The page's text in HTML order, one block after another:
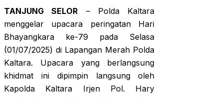
TANJUNG SELOR – Polda Kaltara
menggelar upacara peringatan Hari
Bhayangkara ke-79 pada Selasa
(01/07/2025) di Lapangan Merah Polda
Kaltara. Upacara yang berlangsung
khidmat ini dipimpin langsung oleh
Kapolda Kaltara Irjen Pol. Hary